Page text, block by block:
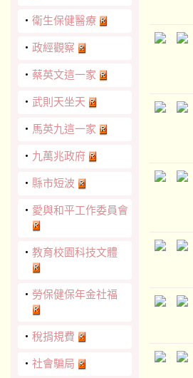
‧ 衛生保健醫療
‧ 政經觀察
‧ 蔡英文這一家
‧ 武則天坐天
‧ 馬英九這一家
‧ 九萬兆政府
‧ 縣市短波
‧ 愛與和平工作委員會
‧ 教育校園科技文體
‧ 勞保健保年金社福
‧ 稅捐規費
‧ 社會騙局